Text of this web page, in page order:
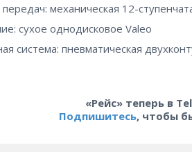
механическая 12-
сухое однодисковое Valeo
система: пневматическая
«Рейс» теперь в
Подпишитесь, чтобы